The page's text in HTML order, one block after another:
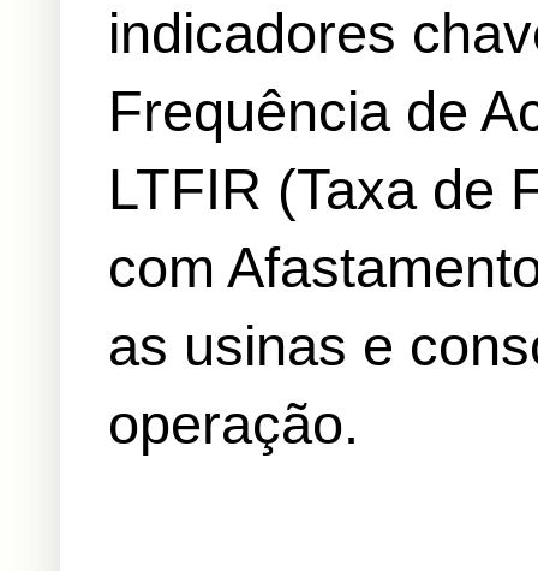
indicadores
Frequência de
LTFIR (Taxa de
com
as usinas e
operação.